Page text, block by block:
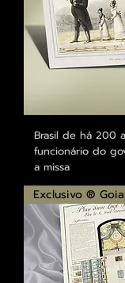
Brasil de há 200
funcionário do
a missa
Exclusivo ®